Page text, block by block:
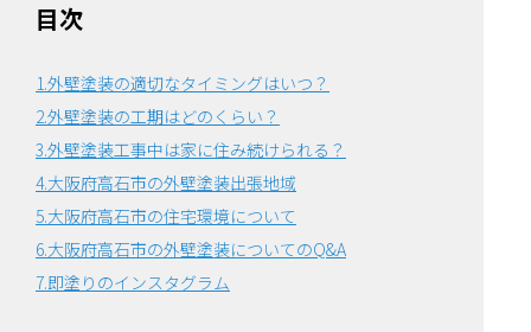
目次
1.外壁塗装の適切なタイミングはいつ？
2.外壁塗装の工期はどのくらい？
3.外壁塗装工事中は家に住み続けられる？
4.大阪府高石市の外壁塗装出張地域
5.大阪府高石市の住宅環境について
6.大阪府高石市の外壁塗装についてのQ&A
7.即塗りのインスタグラム